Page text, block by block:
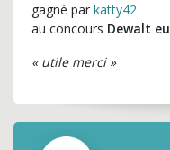
gagné par katty42
au concours Dewalt eu
« utile merci »